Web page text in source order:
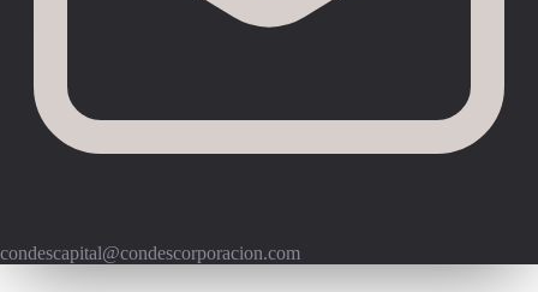
condescapital@condescorporacion.com